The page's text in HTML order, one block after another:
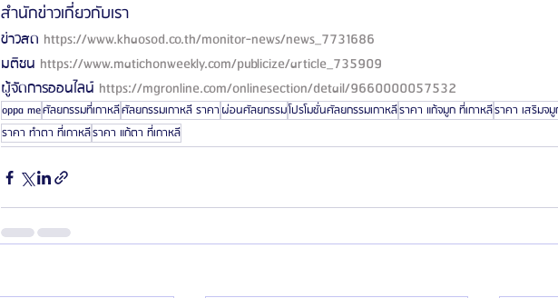
สำนักข่าวเกี่ยวกับเรา
ข่าวสด https://www.khaosod.co.th/monitor-news/news_7731686
มติชน https://www.matichonweekly.com/publicize/article_735909
ผู้จัดการออนไลน์ https://mgronline.com/onlinesection/detail/9660000057532
oppa meศัลยกรรมที่เกาหลีศัลยกรรมเกาหลี ราคาผ่อนศัลยกรรมโปรโมชั่นศัลยกรรมเกาหลีราคา แก้จมูก ที่เกาหลีราคา เสริมจ
ราคา ทำตา ที่เกาหลีราคา แก้ตา ที่เกาหลี